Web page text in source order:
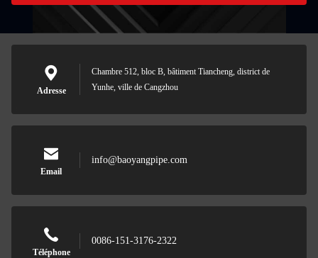
Adresse
Chambre 512, bloc B, bâtiment Tiancheng, district de
Yunhe, ville de Cangzhou
Email
info@baoyangpipe.com
Téléphone
0086-151-3176-2322